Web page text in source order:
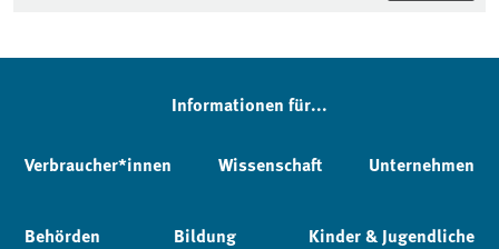
Informationen für...
Verbraucher*innen Wissenschaft Unternehmen
Behörden Bildung Kinder & Jugendliche